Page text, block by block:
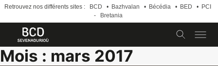
Retrouvez nos différents sites : BCD • Bazhvalan • Bécédia • BED •
PCI
-
Bretania
Skip
to
Mois : mars 2017